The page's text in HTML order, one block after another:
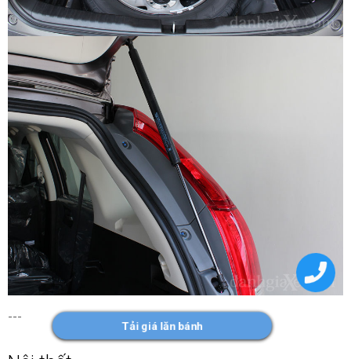
---
Tải giá lăn bánh